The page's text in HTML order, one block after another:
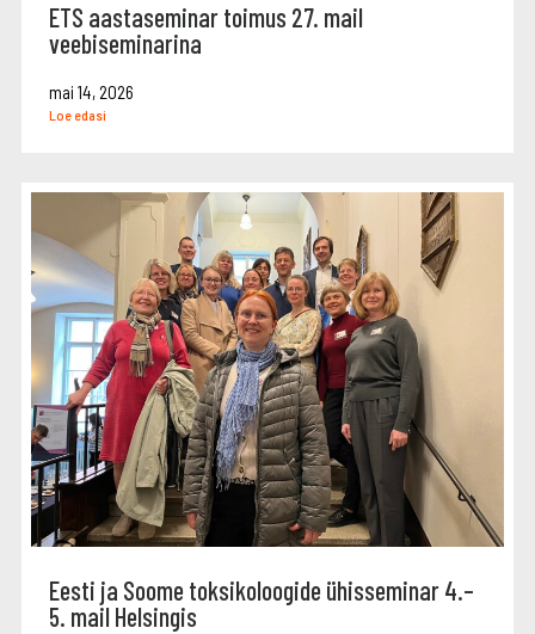
ETS aastaseminar toimus 27. mail
veebiseminarina
mai 14, 2026
Loe edasi
Eesti ja Soome toksikoloogide ühisseminar 4.–
5. mail Helsingis